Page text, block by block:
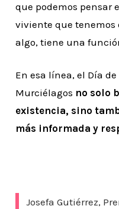
que podemos pensar
viviente que
algo, tiene una
En esa línea, el Día
Murciélagos no solo
existencia, sino
más informada y
Josefa Gutiérrez,